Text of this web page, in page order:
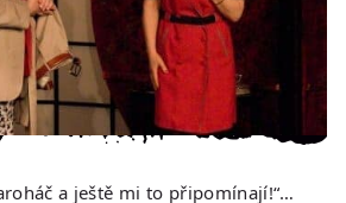
a ještě mi to připomínají!“…